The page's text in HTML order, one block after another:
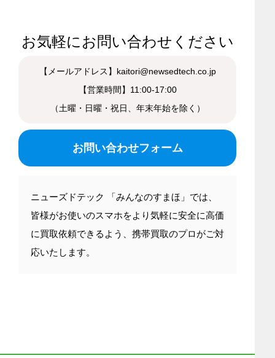
お気軽にお問い合わせください
【メールアドレス】kaitori@newsedtech.co.jp
【営業時間】11:00-17:00
（土曜・日曜・祝日、年末年始を除く）
お問い合わせフォーム
ニューズドテック 「みんなのすまほ」では、
皆様がお使いのスマホをより気軽に安全に高価
に買取依頼できるよう、携帯買取のプロがご対
応いたします。